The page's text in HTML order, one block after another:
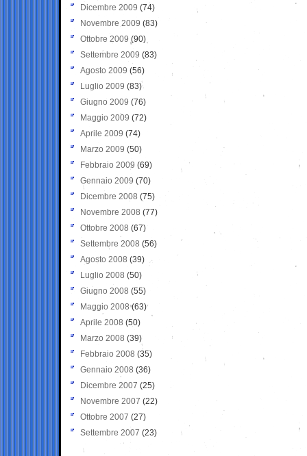
Dicembre 2009 (74)
Novembre 2009 (83)
Ottobre 2009 (90)
Settembre 2009 (83)
Agosto 2009 (56)
Luglio 2009 (83)
Giugno 2009 (76)
Maggio 2009 (72)
Aprile 2009 (74)
Marzo 2009 (50)
Febbraio 2009 (69)
Gennaio 2009 (70)
Dicembre 2008 (75)
Novembre 2008 (77)
Ottobre 2008 (67)
Settembre 2008 (56)
Agosto 2008 (39)
Luglio 2008 (50)
Giugno 2008 (55)
Maggio 2008(63)
Aprile 2008 (50)
Marzo 2008 (39)
Febbraio 2008 (35)
Gennaio 2008 (36)
Dicembre 2007 (25)
Novembre 2007 (22)
Ottobre 2007 (27)
Settembre 2007 (23)